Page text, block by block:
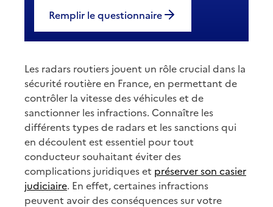
Remplir le questionnaire
Les radars routiers jouent un rôle crucial dans la
sécurité routière en France, en permettant de
contrôler la vitesse des véhicules et de
sanctionner les infractions. Connaître les
différents types de radars et les sanctions qui
en découlent est essentiel pour tout
conducteur souhaitant éviter des
complications juridiques et préserver son casier
judiciaire. En effet, certaines infractions
peuvent avoir des conséquences sur votre